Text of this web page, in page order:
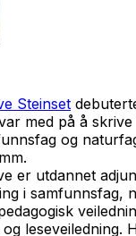
Steinset
med på å
og
er utdannet
i samfunnsfag,
og leseveiledning.